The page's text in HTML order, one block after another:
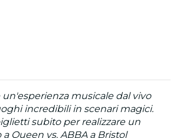
musicale dal vivo
incredibili in scenari magici.
subito per realizzare un
Queen vs. ABBA a Bristol